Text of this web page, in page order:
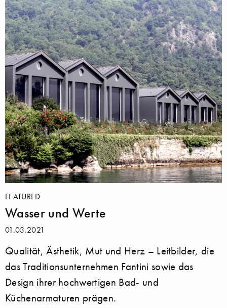
FEATURED
Wasser und Werte
01.03.2021
Qualität, Ästhetik, Mut und Herz – Leitbilder, die
das Traditionsunternehmen Fantini sowie das
Design ihrer hochwertigen Bad- und
Küchenarmaturen prägen.